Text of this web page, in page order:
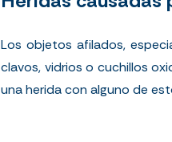
Los objetos afilados,
clavos, vidrios o cuchillos
una herida con alguno de